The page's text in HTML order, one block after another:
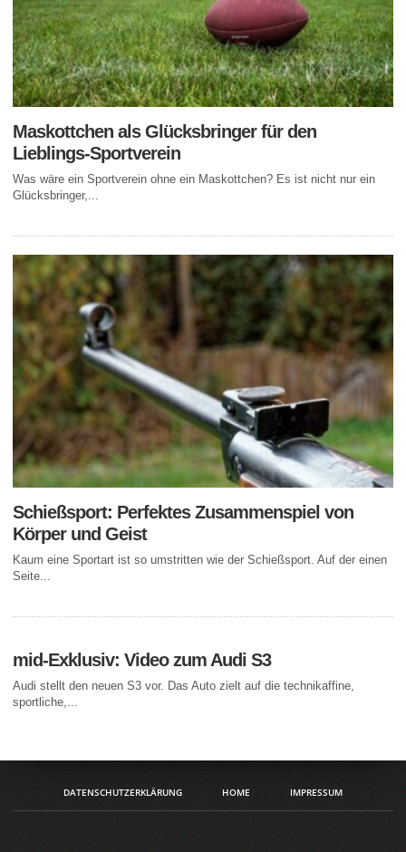
Maskottchen als Glücksbringer für den
Lieblings-Sportverein
Was wäre ein Sportverein ohne ein Maskottchen? Es ist nicht nur ein
Glücksbringer,...
Schießsport: Perfektes Zusammenspiel von
Körper und Geist
Kaum eine Sportart ist so umstritten wie der Schießsport. Auf der einen
Seite...
mid-Exklusiv: Video zum Audi S3
Audi stellt den neuen S3 vor. Das Auto zielt auf die technikaffine,
sportliche,...
DATENSCHUTZERKLÄRUNG HOME IMPRESSUM